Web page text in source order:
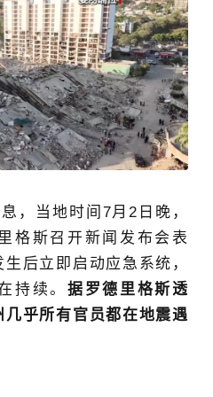
，当地时间7月2日晚，
格斯召开新闻发布会表
后立即启动应急系统，
持续。 据罗德里格斯透
乎所有官员都在地震遇